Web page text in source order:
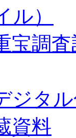
ル）
宝調
ジタ
資料